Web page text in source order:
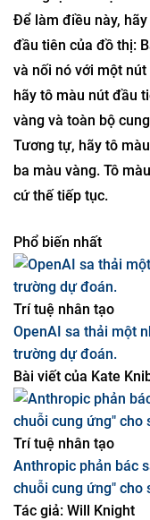
Đối với các nhà lý
thỏa đáng. Vì vậy,
cách liên tục—một
mang lại cho họ các
Để làm điều này,
đầu tiên của đồ thị:
hãy tô màu nút đầu
Tương tự, hãy tô
ba màu vàng. Tô
cứ thế tiếp tục.
Phổ biến nhất
Trí tuệ nhân tạo
OpenAI sa thải một
trường dự đoán.
Bài viết củaKate